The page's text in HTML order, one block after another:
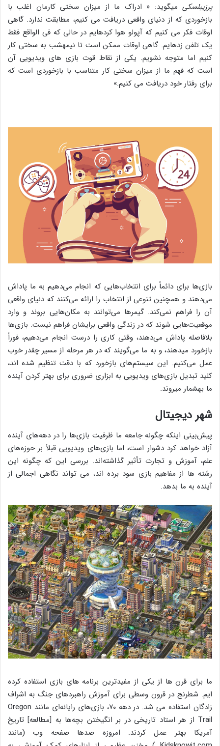
پرزیبلسکی
می‎گوید: ‎« ادراک ما از میزان سختی کارمان اغلب با
بازخوردی که از دنیای واقعی دریافت می کنیم، مطابقت ندارد. گاهی
اوقات فکر می کنیم که آپولو هوا کرده‎ایم در حالی که فی الواقع فقط
یک تلفن زده‎ایم. گاهی اوقات ممکن است تا نیمه‎شب به سختی کار
کنیم اما متوجه نشویم. یکی از نقاط قوت بازی های ویدیویی آن
است که فهم ما از میزان سختی کار متناسب با بازخوردی است که
برای رفتار خود دریافت می کنیم.»
بازی‌ها برای دائماً برای انتخاب‌هایی که انجام می‌دهیم به ما پاداش
می‌دهند و همچنین تنوعی از انتخاب را ارائه می‌کنند که دنیای واقعی
آن را فراهم نمی‌کند. گیمرها می‌توانند به مکان‌هایی بروند و وارد
موقعیت‌هایی شوند که در زندگی واقعی برایشان فراهم نیست. بازی‌ها
بلافاصله پاداش می‌دهند، وقتی کاری را درست انجام می‌دهیم، فوراً
بازخورد می‎دهند، و به ما می‌گویند که در هر مرحله از مسیر چقدر خوب
عمل می‌کنیم. این سیستم‌های بازخورد که با دقت تنظیم شده اند،
کلید تبدیل بازی‌های ویدیویی به ابزاری ضروری برای بهتر کردن آینده
ما به‎شمار می‎روند.
شهر دیجیتال
پیش‌بینی اینکه چگونه جامعه ما ظرفیت بازی‌ها را در دهه‌های آینده
آزاد خواهد کرد دشوار است، اما بازی‌های ویدیویی قبلاً بر حوزه‌های
علم، آموزش و تجارت تأثیر گذاشته‌اند. بررسی این که چگونه این
رشته ها از مفاهیم بازی سود برده اند، می تواند نگاهی اجمالی از
آینده به ما بدهد.
ما برای قرن ها از یکی از مفیدترین برنامه های بازی استفاده کرده
ایم. شطرنج در قرون وسطی برای آموزش راهبردهای جنگ به اشراف
زادگان استفاده می شد. در دهه ۷۰، بازی‌های رایانه‌ای مانند Oregon
Trail از هر استاد تاریخی در بر انگیختن بچه‌ها به [مطالعه] تاریخ
آمریکا بهتر عمل کردند. امروزه صدها صفحه وب (مانند